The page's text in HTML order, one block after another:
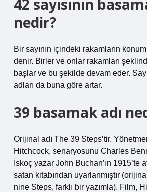
42 sayısının
nedir?
Bir sayının içindeki rakamların
denir. Birler ve onlar rakamları
başlar ve bu şekilde devam eder.
adları da buna göre artar.
39 basamak adı
Orijinal adı The 39 Steps’tir.
Hitchcock, senaryosunu Charles
İskoç yazar John Buchan’ın 1915’te
satan kitabından uyarlanmıştır
nine Steps, farklı bir yazımla). Film,